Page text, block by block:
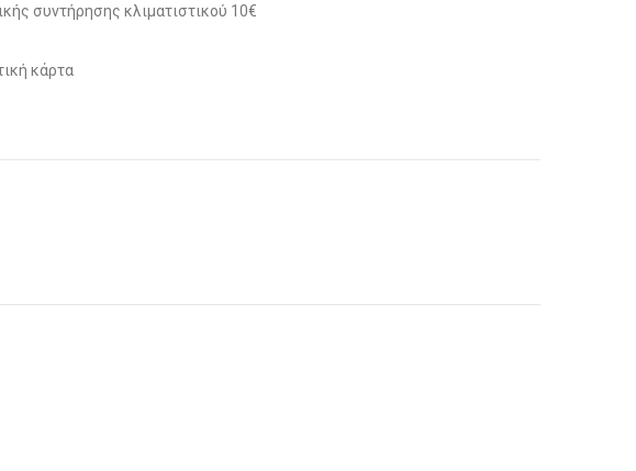
συντήρησης κλιματιστικού 10€
κάρτα